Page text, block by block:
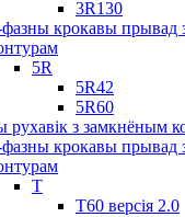
3R130
фазны крокавы прывад
5R
5R42
5R60
рухавік з замкнёным
фазны крокавы прывад
T
Т60 версія 2.0